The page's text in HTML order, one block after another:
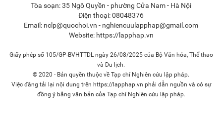
Tòa soạn: 35 Ngô Quyền - phường Cửa Nam - Hà Nội
Điện thoại: 08048376
Email: nclp@quochoi.vn - nghiencuulapphap@gmail.com
Website: https://lapphap.vn
Giấy phép số 105/GP-BVHTTDL ngày 26/08/2025 của Bộ Văn hóa, Thể thao
và Du lịch.
© 2020 - Bản quyền thuộc về Tạp chí Nghiên cứu lập pháp.
Việc đăng tải lại nội dung trên https://lapphap.vn phải dẫn nguồn và có sự
đồng ý bằng văn bản của Tạp chí Nghiên cứu lập pháp.